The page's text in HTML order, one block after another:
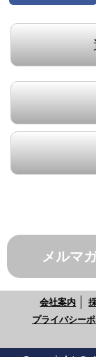
メルマ
会社案内
プライバシー